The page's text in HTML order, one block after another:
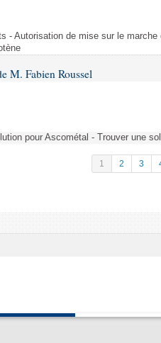
- Autorisation de mise sur le
M. Fabien Roussel
pour Ascométal - Trouver une
1 2 3